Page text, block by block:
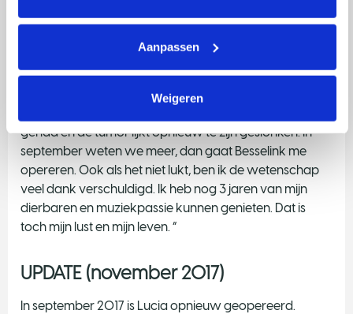
Aanpassen
Weigeren
energie. Dan ga ik verliezen”. Toch zal ze zich weerbaar
Opnieuw komt haar experimenteerdrift naar boven: “Ik
ga weer hetzelfde doen als de vorige keer. Dat is bij
teruggekeerde kanker nog nooit vertoond. Normaliter
gehad en de tumor lijkt opnieuw te zijn geslonken. In
september weten we meer, dan gaat Besselink me
opereren. Ook als het niet lukt, ben ik de wetenschap
veel dank verschuldigd. Ik heb nog 3 jaren van mijn
dierbaren en muziekpassie kunnen genieten. Dat is
toch mijn lust en mijn leven. ”
UPDATE (november 2017)
In september 2017 is Lucia opnieuw geopereerd.